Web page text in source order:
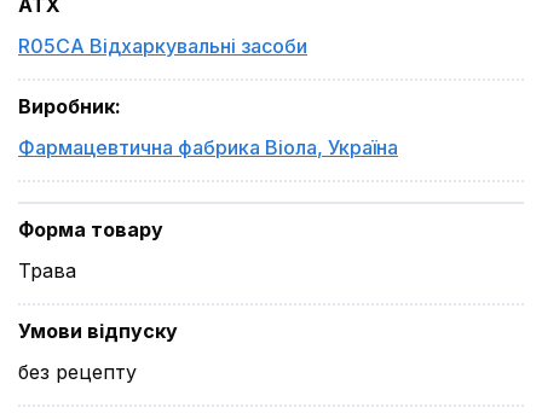
ATX
R05CA Відхаркувальні засоби
Виробник:
Фармацевтична фабрика Віола, Україна
Форма товару
Трава
Умови відпуску
без рецепту